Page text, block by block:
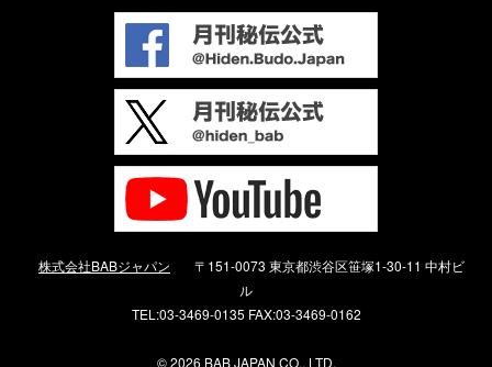
株式会社BABジャパン
〒151-0073 東京都渋谷区笹塚1-30-11 中村ビ
ル
TEL:03-3469-0135 FAX:03-3469-0162
©2026 BAB JAPAN CO., LTD.